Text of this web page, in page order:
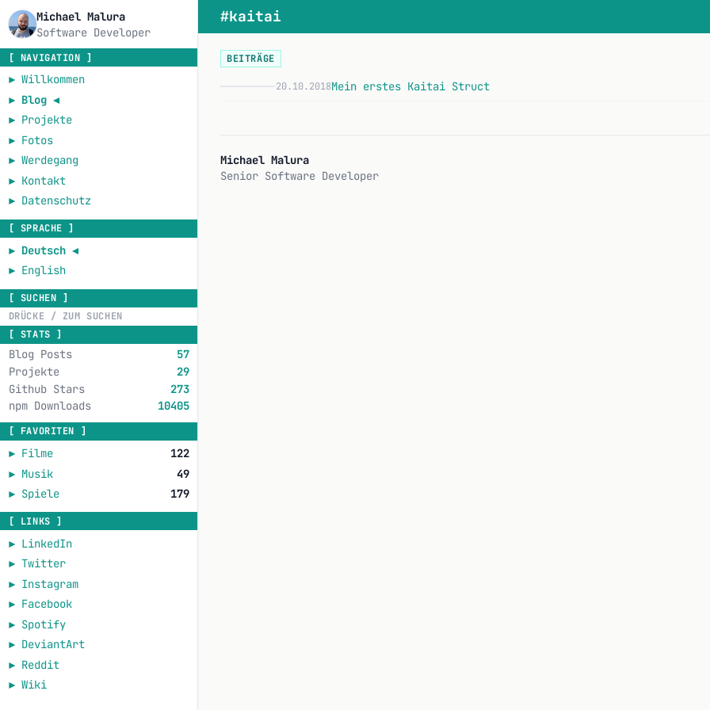
Michael Malura
Software Developer
[ NAVIGATION ]
► Willkommen
► Blog◄
► Projekte
► Fotos
► Werdegang
► Kontakt
► Datenschutz
[ SPRACHE ]
► Deutsch◄
► English
[ SUCHEN ]
[ STATS ]
Blog Posts
57
Projekte
29
Github Stars
273
npm Downloads
10405
[ FAVORITEN ]
► Filme
122
► Musik
49
► Spiele 179
[ LINKS ]
► LinkedIn
► Twitter
► Instagram
► Facebook
► Spotify
► DeviantArt
► Reddit
► Wiki
#kaitai
BEITRÄGE
20.10.2018Mein erstes Kaitai Struct
Michael Malura
Senior Software Developer